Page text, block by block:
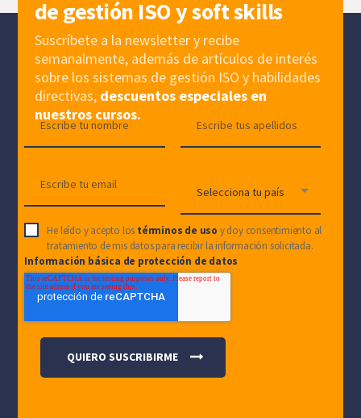
de gestión ISO y soft skills
Suscríbete a la newsletter y recibe
semanalmente, además de artículos de interés
sobre los sistemas de gestión ISO y habilidades
directivas, descuentos especiales en
nuestros cursos.
He leído y acepto los términos de uso y doy consentimiento al
tratamiento de mis datos para recibir la información solicitada.
Información básica de protección de datos